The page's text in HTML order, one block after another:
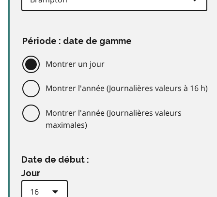
Période : date de gamme
Montrer un jour
Montrer l'année (Journalières valeurs à 16 h)
Montrer l'année (Journalières valeurs
maximales)
Date de début :
Jour